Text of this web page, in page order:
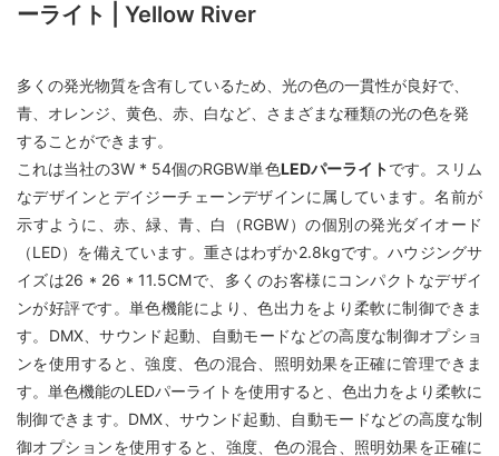
ーライト | Yellow River
多くの発光物質を含有しているため、光の色の一貫性が良好で、
青、オレンジ、黄色、赤、白など、さまざまな種類の光の色を発
することができます。
これは当社の3W * 54個のRGBW単色LEDパーライトです。スリム
なデザインとデイジーチェーンデザインに属しています。名前が
示すように、赤、緑、青、白（RGBW）の個別の発光ダイオード
（LED）を備えています。重さはわずか2.8kgです。ハウジングサ
イズは26 * 26 * 11.5CMで、多くのお客様にコンパクトなデザイ
ンが好評です。単色機能により、色出力をより柔軟に制御できま
す。DMX、サウンド起動、自動モードなどの高度な制御オプショ
ンを使用すると、強度、色の混合、照明効果を正確に管理できま
す。単色機能のLEDパーライトを使用すると、色出力をより柔軟に
制御できます。DMX、サウンド起動、自動モードなどの高度な制
御オプションを使用すると、強度、色の混合、照明効果を正確に